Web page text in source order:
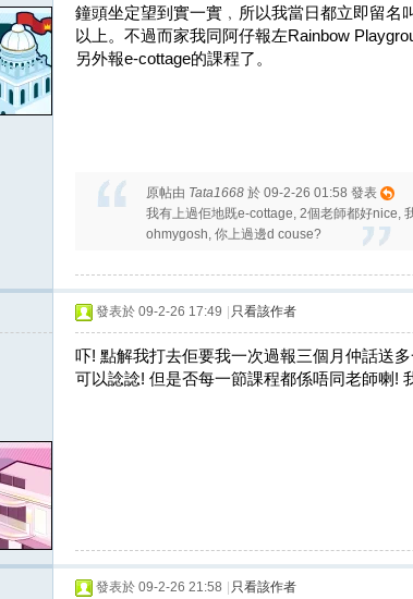
鐘頭坐定望到實一實﹐所以我當日都立即留名
以上。不過而家我同阿仔報左Rainbow
另外報e-cottage的課程了。
原帖由 Tata1668 於 09-2-26 01:58 發表
我有上過佢地既e-cottage, 2個老師都好nice,
ohmygosh, 你上過邊d couse?
發表於 09-2-26 17:49 只看該作者
吓! 點解我打去佢要我一次過報三個月仲話送
可以諗諗! 但是否每一節課程都係唔同老師喇!
發表於 09-2-26 21:58 只看該作者